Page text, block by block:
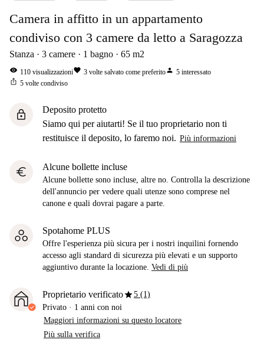
Camera in affitto in un appartamento
condiviso con 3 camere da letto a Saragozza
Stanza 3 camere 1 bagno 65 m2
visibility 110 visualizzazionifavorite 3 volte salvato come preferitoperson 5 interessato
ios_share 5 volte condiviso
lock
Deposito protetto
Siamo qui per aiutarti! Se il tuo proprietario non ti
restituisce il deposito, lo faremo noi. Più informazioni
euro Alcune bollette incluse
Alcune bollette sono incluse, altre no. Controlla la descrizione
dell'annuncio per vedere quali utenze sono comprese nel
canone e quali dovrai pagare a parte.
Spotahome PLUS
Offre l'esperienza più sicura per i nostri inquilini fornendo
accesso agli standard di sicurezza più elevati e un supporto
aggiuntivo durante la locazione. Vedi di più
Proprietario verificatostar5 (1)
Privato · 1 anni con noi
Maggiori informazioni su questo locatore
Più sulla verifica